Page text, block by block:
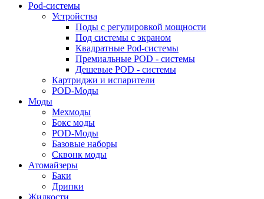
Pod-системы
Устройства
Поды с регулировкой мощности
Под системы с экраном
Квадратные Pod-системы
Премиальные POD - системы
Дешевые POD - системы
Картриджи и испарители
POD-Моды
Моды
Мехмоды
Бокс моды
POD-Моды
Базовые наборы
Сквонк моды
Атомайзеры
Баки
Дрипки
Жидкости